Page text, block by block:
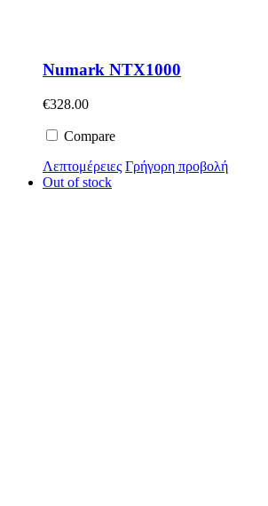
Numark NTX1000
€328.00
Compare
Λεπτομέρειες Γρήγορη προβολή
Out of stock